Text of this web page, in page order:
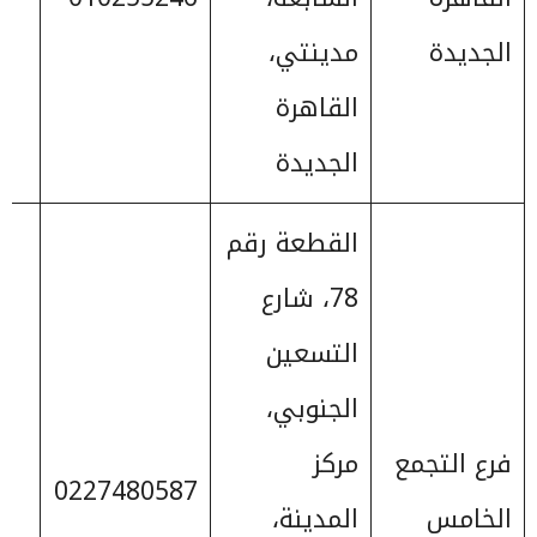
الجديدة
مدينتي،
القاهرة
الجديدة
فرع التجمع
الخامس
القطعة رقم
78، شارع
التسعين
الجنوبي،
مركز
المدينة،
0227480587